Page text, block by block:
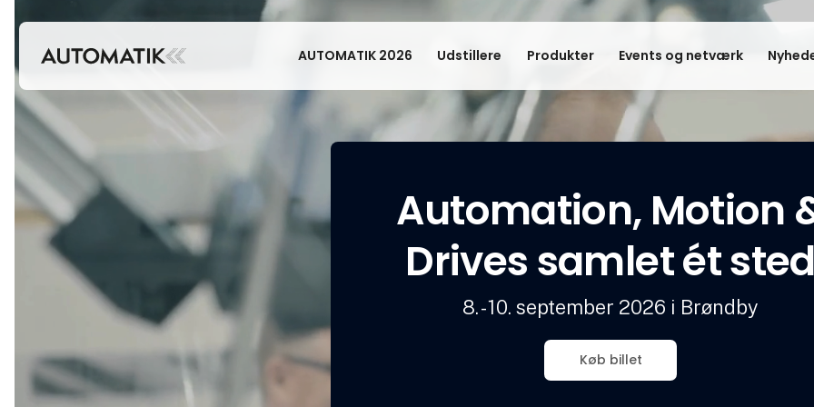
AUTOMATIK 2026 Udstillere Produkter Events og netværk
Automation, Motion
Drives samlet ét sted
8. - 10. september 2026 i Brøndby
Køb billet